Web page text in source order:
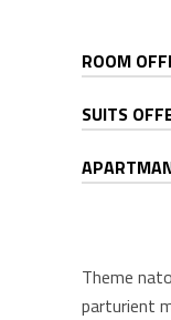
ROOM
SUITS
Theme
parturient